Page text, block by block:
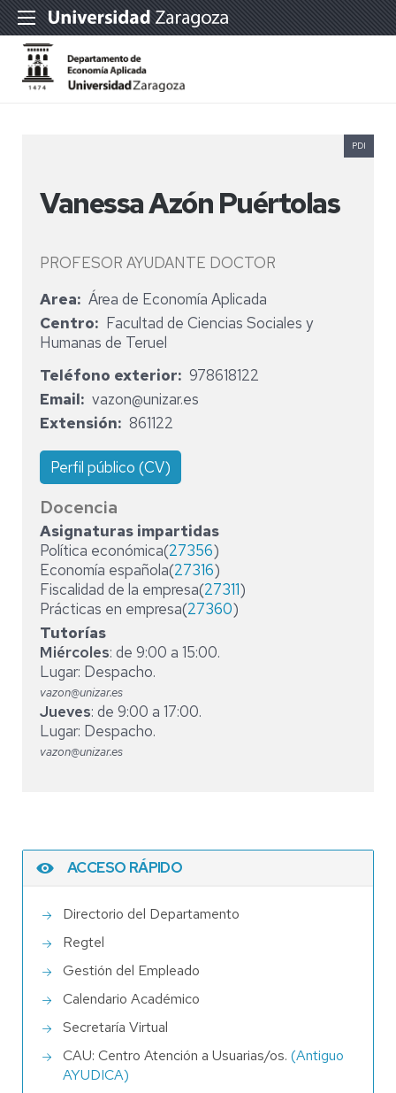
Vanessa Azón Puértolas
PROFESOR AYUDANTE DOCTOR
PDI
Area
Área de Economía Aplicada
Centro
Facultad de Ciencias Sociales y
Humanas de Teruel
Teléfono exterior
978618122
Email
vazon@unizar.es
Extensión
861122
Perfil público (CV)
Docencia
Asignaturas impartidas
Política económica(27356)
Economía española(27316)
Fiscalidad de la empresa(27311)
Prácticas en empresa(27360)
Tutorías
Miércoles: de 9:00 a 15:00.
Lugar: Despacho.
vazon@unizar.es
Jueves: de 9:00 a 17:00.
Lugar: Despacho.
vazon@unizar.es
ACCESO RÁPIDO
Directorio del Departamento
Regtel
Gestión del Empleado
Calendario Académico
Secretaría Virtual
CAU: Centro Atención a Usuarias/os. (Antiguo
AYUDICA)